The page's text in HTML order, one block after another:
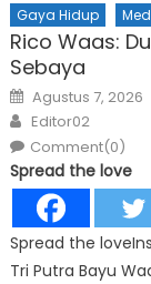
Gaya Hidup
Rico Waas:
Sebaya
Posted
on
Agustus 7, 2026
Author
Editor02
Comment(0)
Spread the love
Spread the
Tri Putra Bayu